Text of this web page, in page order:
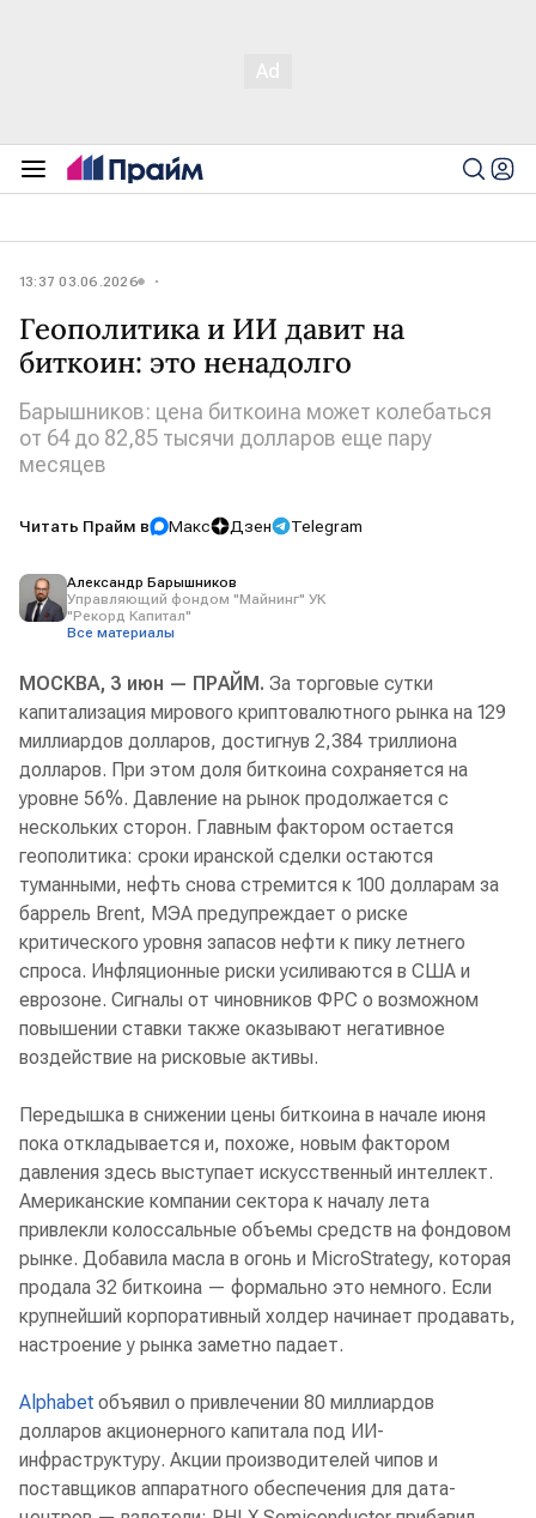
13:37 03.06.2026
Геополитика и ИИ давит на
биткоин: это ненадолго
Барышников: цена биткоина может колебаться
от 64 до 82,85 тысячи долларов еще пару
месяцев
Читать Прайм в Макс Дзен Telegram
Александр Барышников
Управляющий фондом "Майнинг" УК
"Рекорд Капитал"
Все материалы
МОСКВА, 3 июн — ПРАЙМ. За торговые сутки
капитализация мирового криптовалютного рынка на 129
миллиардов долларов, достигнув 2,384 триллиона
долларов. При этом доля биткоина сохраняется на
уровне 56%. Давление на рынок продолжается с
нескольких сторон. Главным фактором остается
геополитика: сроки иранской сделки остаются
туманными, нефть снова стремится к 100 долларам за
баррель Brent, МЭА предупреждает о риске
критического уровня запасов нефти к пику летнего
спроса. Инфляционные риски усиливаются в США и
еврозоне. Сигналы от чиновников ФРС о возможном
повышении ставки также оказывают негативное
воздействие на рисковые активы.
Передышка в снижении цены биткоина в начале июня
пока откладывается и, похоже, новым фактором
давления здесь выступает искусственный интеллект.
Американские компании сектора к началу лета
привлекли колоссальные объемы средств на фондовом
рынке. Добавила масла в огонь и MicroStrategy, которая
продала 32 биткоина — формально это немного. Если
крупнейший корпоративный холдер начинает продавать,
настроение у рынка заметно падает.
Alphabet объявил о привлечении 80 миллиардов
долларов акционерного капитала под ИИ-
инфраструктуру. Акции производителей чипов и
поставщиков аппаратного обеспечения для дата-